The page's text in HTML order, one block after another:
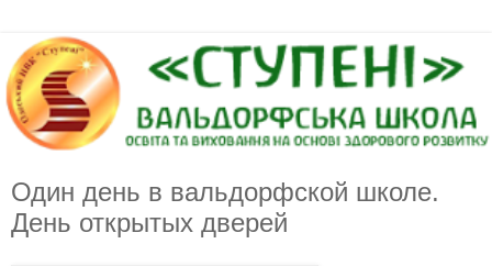
Один день в вальдорфской школе.
День открытых дверей